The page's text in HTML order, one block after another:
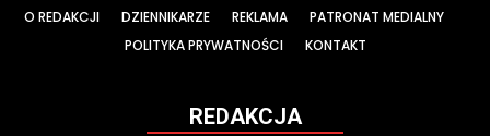
O REDAKCJI DZIENNIKARZE REKLAMA
PATRONAT MEDIALNY
POLITYKA PRYWATNOŚCI
KONTAKT
REDAKCJA